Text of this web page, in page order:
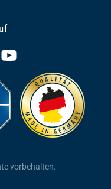
vorbehalten.